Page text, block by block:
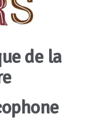
de la